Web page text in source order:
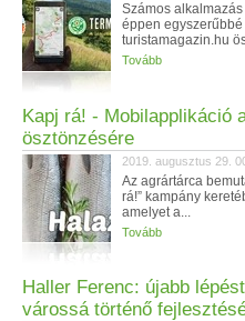
Számos
éppen
turistamagazin.hu
Tovább
Kapj rá! - Mobilapplikáció
ösztönzésére
2019. augusztus 29.
Az agrártárca
rá!” kampány
amelyet a...
Tovább
Haller Ferenc: újabb
várossá történő